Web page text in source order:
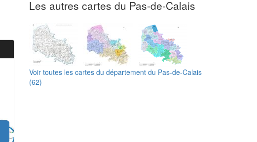
Les autres cartes du Pas-de-Calais
Voir toutes les cartes du département du Pas-de-Calais
(62)